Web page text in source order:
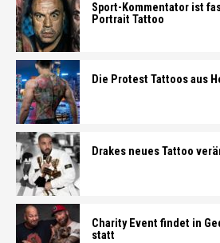
Sport-Kommentator ist
Portrait Tattoo
Die Protest Tattoos aus
Drakes neues Tattoo
Charity Event findet in
statt